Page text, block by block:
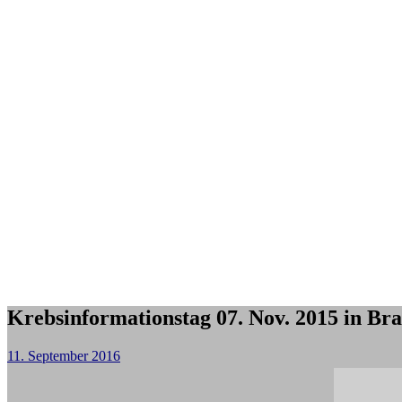
Krebsinformationstag 07. Nov. 2015 in
11. September 2016